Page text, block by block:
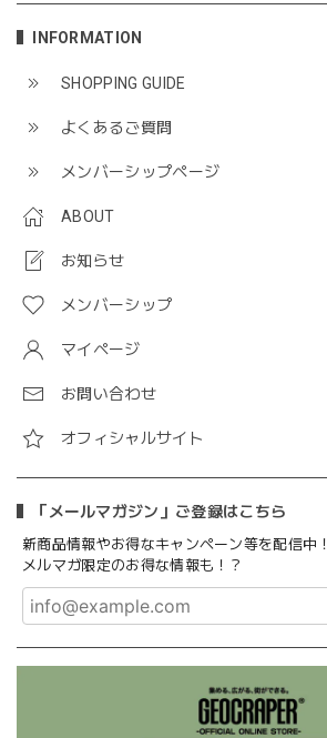
INFORMATION
SHOPPING GUIDE
よくあるご質問
メンバーシップページ
ABOUT
お知らせ
メンバーシップ
マイページ
お問い合わせ
オフィシャルサイト
「メールマガジン」ご登録はこちら
新商品情報やお得なキャンペーン等を配信中！
メルマガ限定のお得な情報も！？